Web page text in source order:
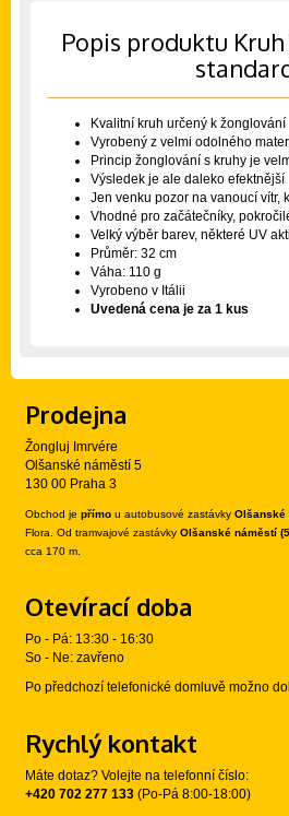
Popis produktu Kruh
Kvalitní kruh určený k žonglování
Vyrobený z velmi odolného
Princip žonglování s kruhy je
Výsledek je ale daleko efektnější
Jen venku pozor na vanoucí vítr,
Vhodné pro začátečníky,
Velký výběr barev, některé UV
Průměr: 32 cm
Váha: 110 g
Vyrobeno v Itálii
Uvedená cena je za 1 kus
Prodejna
Žongluj Imrvére
Olšanské náměstí 5
130 00 Praha 3
Obchod je přímo u autobusové zastávky Olšanské
Flora. Od tramvajové zastávky Olšanské náměstí
cca 170 m.
Otevírací doba
Po - Pá: 13:30 - 16:30
So - Ne: zavřeno
Po předchozí telefonické domluvě možno
Rychlý kontakt
Máte dotaz? Volejte na telefonní číslo:
+420 702 277 133 (Po-Pá 8:00-18:00)